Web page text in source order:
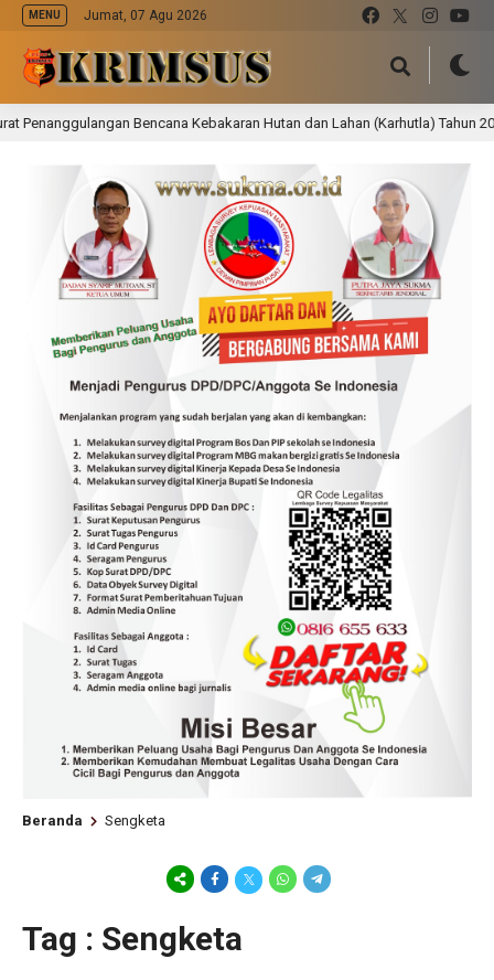
MENU Jumat, 07 Agu 2026
Bencana Kebakaran Hutan dan Lahan (Karhutla) Tahun 2026
Beranda Sengketa
Tag : Sengketa